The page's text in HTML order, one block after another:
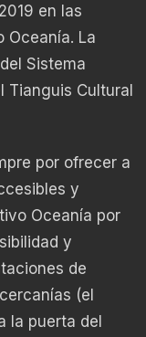
en las
Oceanía. La
Sistema
Tianguis Cultural
por ofrecer a
y
Oceanía por
y
de
(el
la puerta del